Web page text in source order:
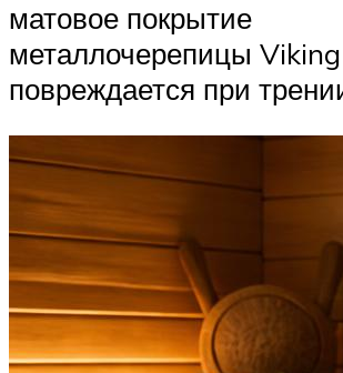
матовое покрытие
металлочерепицы Viking
повреждается при